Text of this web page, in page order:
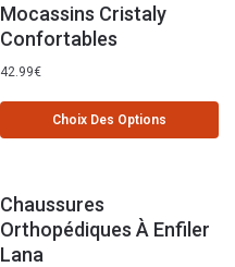
Mocassins Cristaly
Confortables
42.99€
Choix Des Options
Chaussures
Orthopédiques À Enfiler
Lana